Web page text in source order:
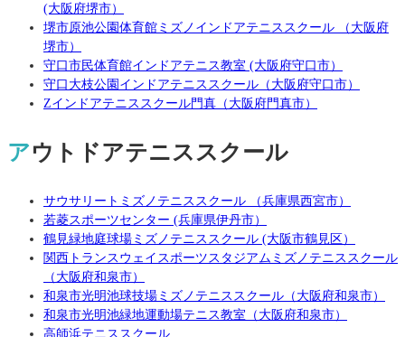
(大阪府堺市）
堺市原池公園体育館ミズノインドアテニススクール （大阪府
堺市）
守口市民体育館インドアテニス教室 (大阪府守口市）
守口大枝公園インドアテニススクール（大阪府守口市）
Zインドアテニススクール門真（大阪府門真市）
アウトドアテニススクール
サウサリートミズノテニススクール （兵庫県西宮市）
若菱スポーツセンター (兵庫県伊丹市）
鶴見緑地庭球場ミズノテニススクール (大阪市鶴見区）
関西トランスウェイスポーツスタジアムミズノテニススクール
（大阪府和泉市）
和泉市光明池球技場ミズノテニススクール（大阪府和泉市）
和泉市光明池緑地運動場テニス教室（大阪府和泉市）
高師浜テニススクール